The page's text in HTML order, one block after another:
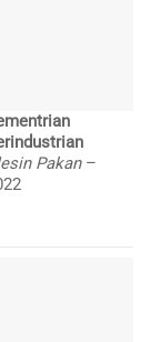
Pakan –